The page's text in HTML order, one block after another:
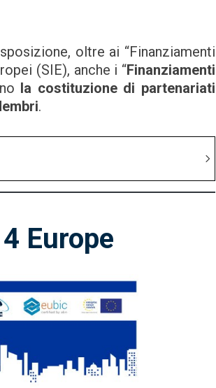
oltre ai “Finanziamenti
(SIE), anche i “Finanziamenti
la costituzione di partenariati
.
Europe